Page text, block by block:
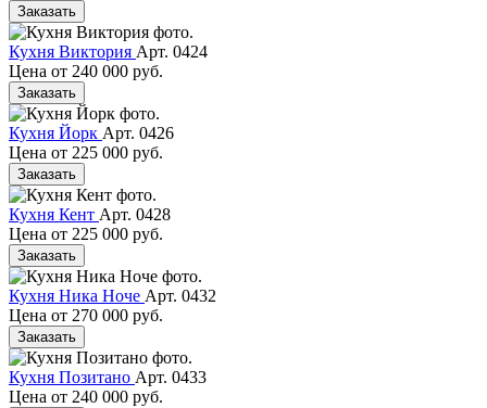
Заказать
Кухня Виктория Арт. 0424
Цена от 240 000 руб.
Заказать
Кухня Йорк Арт. 0426
Цена от 225 000 руб.
Заказать
Кухня Кент Арт. 0428
Цена от 225 000 руб.
Заказать
Кухня Ника Ноче Арт. 0432
Цена от 270 000 руб.
Заказать
Кухня Позитано Арт. 0433
Цена от 240 000 руб.